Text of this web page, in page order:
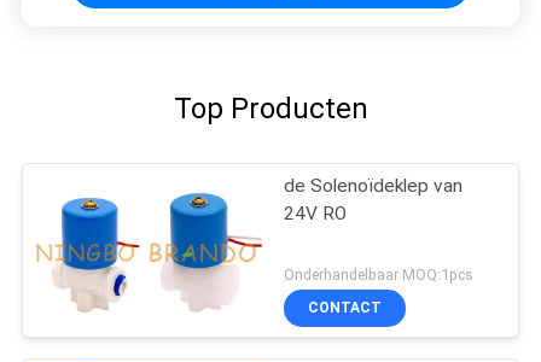
Top Producten
de Solenoïdeklep van
24V RO
Onderhandelbaar MOQ:1pcs
CONTACT